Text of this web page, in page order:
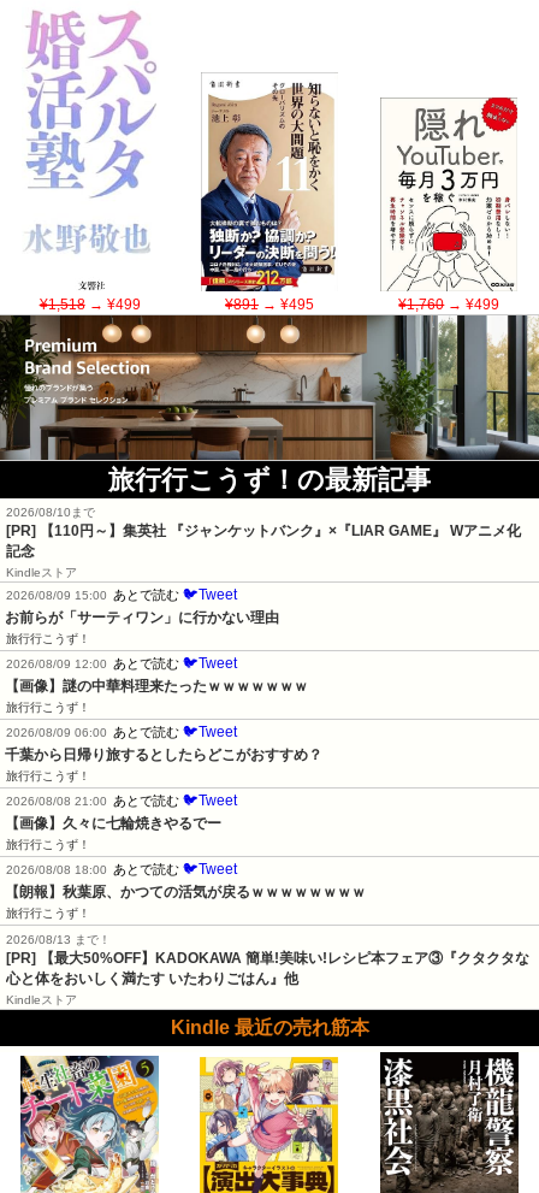
¥1,518→ ¥499 ¥891→ ¥495 ¥1,760→ ¥499
旅行行こうず！の最新記事
2026/08/10まで
[PR]
【110円～】集英社 『ジャンケットバンク』×『LIAR GAME』 Wアニメ化
記念
Kindleストア
2026/08/09 15:00
あとで読む 🐦Tweet
お前らが「サーティワン」に行かない理由
旅行行こうず！
2026/08/09 12:00
あとで読む 🐦Tweet
【画像】謎の中華料理来たったｗｗｗｗｗｗｗ
旅行行こうず！
2026/08/09 06:00
あとで読む 🐦Tweet
千葉から日帰り旅するとしたらどこがおすすめ？
旅行行こうず！
2026/08/08 21:00
あとで読む 🐦Tweet
【画像】久々に七輪焼きやるでー
旅行行こうず！
2026/08/08 18:00
あとで読む 🐦Tweet
【朗報】秋葉原、かつての活気が戻るｗｗｗｗｗｗｗｗ
旅行行こうず！
2026/08/13 まで！
[PR] 【最大50%OFF】KADOKAWA 簡単!美味い!レシピ本フェア③『クタクタな
心と体をおいしく満たす いたわりごはん』他
Kindleストア
Kindle 最近の売れ筋本